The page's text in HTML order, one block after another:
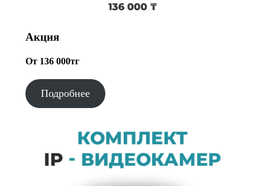
Акция
От 136 000тг
Подробнее